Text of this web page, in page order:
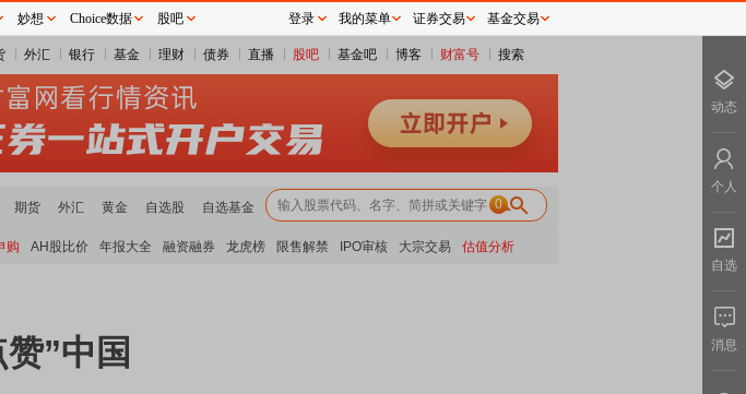
外汇 银行 基金 理财 债券 直播 股吧 基金吧 博客 财富号 搜索
期货 外汇 黄金 自选股 自选基金 0
购 AH股比价 年报大全 融资融券 龙虎榜 限售解禁 IPO审核 大宗交易 估值分析
”中国
妙想 Choice数据 股吧 登录 我的菜单 证券交易 基金交易
动态
个人
自选
消息